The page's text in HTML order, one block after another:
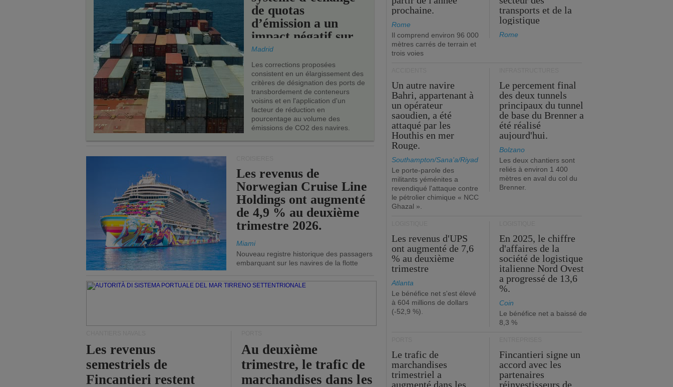
de quotas
d’émission a un
impact négatif sur
les ports de l’UE.
Madrid
Les corrections proposées
consistent en un élargissement des
critères de désignation des ports de
transbordement de conteneurs
voisins et en l'application d'un
facteur de réduction en
pourcentage au volume des
émissions de CO2 des navires.
Les revenus de
Norwegian Cruise Line
Holdings ont augmenté
de 4,9 % au deuxième
trimestre 2026.
Miami
Nouveau registre historique des passagers
embarquant sur les navires de la flotte
Les revenus
semestriels de
Fincantieri restent
Au deuxième
trimestre, le trafic de
marchandises dans les
prochaine.
Rome
Il comprend environ 96 000
mètres carrés de terrain et
trois voies
transports et de la
logistique
Rome
Un autre navire
Bahri, appartenant à
un opérateur
saoudien, a été
attaqué par les
Houthis en mer
Rouge.
Southampton/Sana'a/Riyad
Le porte-parole des
militants yéménites a
revendiqué l'attaque contre
le pétrolier chimique « NCC
Ghazal ».
Le percement final
des deux tunnels
principaux du tunnel
de base du Brenner a
été réalisé
aujourd'hui.
Bolzano
Les deux chantiers sont
reliés à environ 1 400
mètres en aval du col du
Brenner.
Les revenus d'UPS
ont augmenté de 7,6
% au deuxième
trimestre
Atlanta
Le bénéfice net s'est élevé
à 604 millions de dollars
(-52,9 %).
En 2025, le chiffre
d'affaires de la
société de logistique
italienne Nord Ovest
a progressé de 13,6
%.
Coin
Le bénéfice net a baissé de
8,3 %
Le trafic de
marchandises
trimestriel a
augmenté dans les
Fincantieri signe un
accord avec les
partenaires
réinvestisseurs de